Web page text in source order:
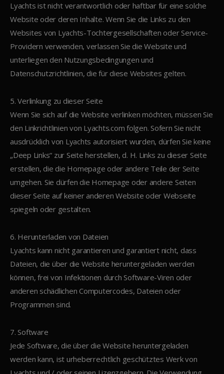
Lyachts ist nicht verantwortlich oder haftbar für eine solche
Website oder deren Inhalte. Wenn Sie die Links zu den
Websites von Lyachts-Tochtergesellschaften oder Service-
Providern verwenden, verlassen Sie die Website und
unterliegen den Nutzungsbedingungen und
Datenschutzrichtlinien, die für diese Websites gelten.
5. Verlinkung zu dieser Seite
Wenn Sie sich auf die Website verlinken möchten, müssen Sie
den Linkrichtlinien von Lyachts.com folgen. Sofern Sie nicht
ausdrücklich von Lyachts autorisiert wurden, dürfen Sie keine
„Deep Links“ zur Seite herstellen, d. H. Links zu dieser Seite
erstellen, die die Homepage oder andere Teile der Seite
umgehen. Sie dürfen die Homepage oder andere Seiten
dieser Seite auf keiner anderen Website oder Webseite
spiegeln oder gestalten.
6. Herunterladen von Dateien
Lyachts kann nicht garantieren und garantiert nicht, dass
Dateien, die über die Website heruntergeladen werden
können, frei von Infektionen durch Software-Viren oder
anderen schädlichen Computercodes, Dateien oder
Programmen sind.
7. Software
Jede Software, die über die Website heruntergeladen
werden kann, ist urheberrechtlich geschütztes Werk von